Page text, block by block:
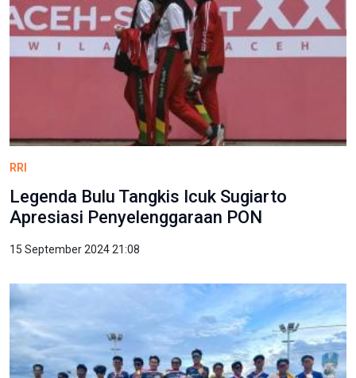
RRI
Legenda Bulu Tangkis Icuk Sugiarto
Apresiasi Penyelenggaraan PON
15 September 2024 21:08